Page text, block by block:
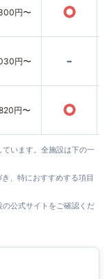
円〜 ○
円〜 -
円〜 ○
います。全施設は下の一
、特におすすめする項目
公式サイトをご確認くだ